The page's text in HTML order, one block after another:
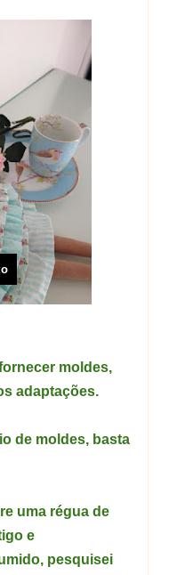
moldes,
adaptações.
de moldes, basta
uma régua de
e
pesquisei